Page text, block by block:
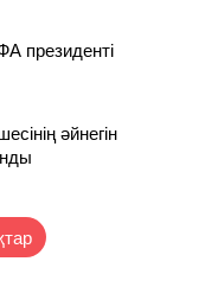
президенті
әйнегін